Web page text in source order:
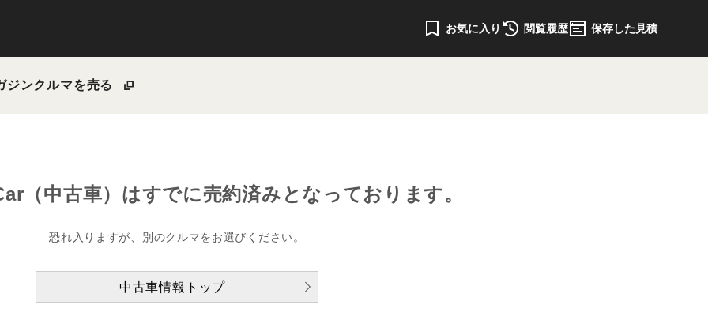
お気に入り 閲覧履歴 保存した見積
ジンクルマを売る
（中古車）はすでに売約済みとなっております。
恐れ入りますが、別のクルマをお選びください。
中古車情報トップ